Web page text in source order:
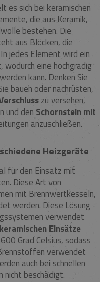
es sich bei keramischen
die aus Keramik,
bestehen. Die
aus Blöcken, die
jedes Element wird ein
eine hochgradig
kann. Denken Sie
bauen oder nachrüsten,
zu versehen,
und den Schornstein mit
anzuschließen.
Heizgeräte
für den Einsatz mit
Diese Art von
mit Brennwertkesseln,
werden. Diese Lösung
verwendet
keramischen Einsätze
Grad Celsius, sodass
verwendet
auch bei schnellen
nicht beschädigt.